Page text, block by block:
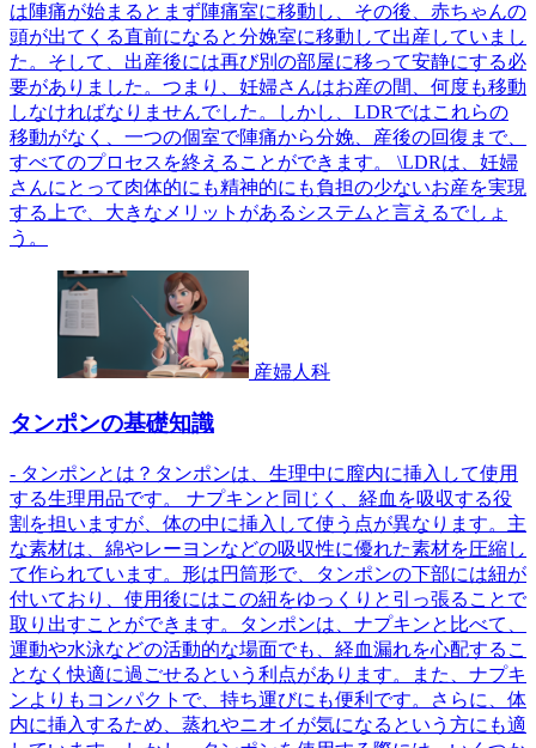
は陣痛が始まるとまず陣痛室に移動し、その後、赤ちゃんの
頭が出てくる直前になると分娩室に移動して出産していまし
た。そして、出産後には再び別の部屋に移って安静にする必
要がありました。つまり、妊婦さんはお産の間、何度も移動
しなければなりませんでした。しかし、LDRではこれらの
移動がなく、一つの個室で陣痛から分娩、産後の回復まで、
すべてのプロセスを終えることができます。 \LDRは、妊婦
さんにとって肉体的にも精神的にも負担の少ないお産を実現
する上で、大きなメリットがあるシステムと言えるでしょ
う。
産婦人科
タンポンの基礎知識
- タンポンとは？タンポンは、生理中に膣内に挿入して使用
する生理用品です。 ナプキンと同じく、経血を吸収する役
割を担いますが、体の中に挿入して使う点が異なります。主
な素材は、綿やレーヨンなどの吸収性に優れた素材を圧縮し
て作られています。形は円筒形で、タンポンの下部には紐が
付いており、使用後にはこの紐をゆっくりと引っ張ることで
取り出すことができます。タンポンは、ナプキンと比べて、
運動や水泳などの活動的な場面でも、経血漏れを心配するこ
となく快適に過ごせるという利点があります。また、ナプキ
ンよりもコンパクトで、持ち運びにも便利です。さらに、体
内に挿入するため、蒸れやニオイが気になるという方にも適